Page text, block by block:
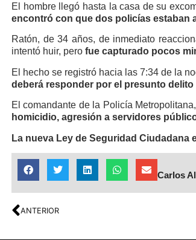
El hombre llegó hasta la casa de su
encontró con que dos policías estaban
Ratón, de 34 años, de inmediato
intentó huir, pero fue capturado pocos
El hecho se registró hacia las 7:34 de la
deberá responder por el presunto
El comandante de la Policía
homicidio, agresión a servidores
La nueva Ley de Seguridad Ciudadana
Carlos
ANTERIOR